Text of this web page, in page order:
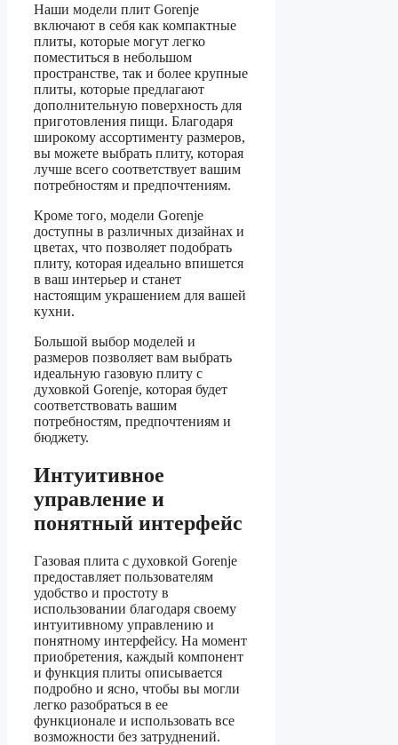
Наши модели плит Gorenje
включают в себя как компактные
плиты, которые могут легко
поместиться в небольшом
пространстве, так и более крупные
плиты, которые предлагают
дополнительную поверхность для
приготовления пищи. Благодаря
широкому ассортименту размеров,
вы можете выбрать плиту, которая
лучше всего соответствует вашим
потребностям и предпочтениям.
Кроме того, модели Gorenje
доступны в различных дизайнах и
цветах, что позволяет подобрать
плиту, которая идеально впишется
в ваш интерьер и станет
настоящим украшением для вашей
кухни.
Большой выбор моделей и
размеров позволяет вам выбрать
идеальную газовую плиту с
духовкой Gorenje, которая будет
соответствовать вашим
потребностям, предпочтениям и
бюджету.
Интуитивное
управление и
понятный интерфейс
Газовая плита с духовкой Gorenje
предоставляет пользователям
удобство и простоту в
использовании благодаря своему
интуитивному управлению и
понятному интерфейсу. На момент
приобретения, каждый компонент
и функция плиты описывается
подробно и ясно, чтобы вы могли
легко разобраться в ее
функционале и использовать все
возможности без затруднений.